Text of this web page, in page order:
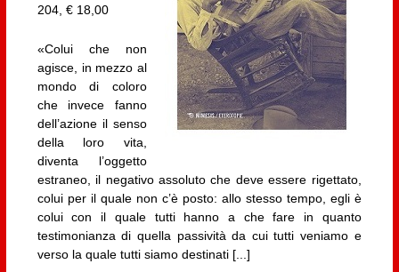
204, € 18,00
«Colui che non
agisce, in mezzo al
mondo di coloro
che invece fanno
dell’azione il senso
della loro vita,
diventa l’oggetto
estraneo, il negativo assoluto che deve essere rigettato,
colui per il quale non c’è posto: allo stesso tempo, egli è
colui con il quale tutti hanno a che fare in quanto
testimonianza di quella passività da cui tutti veniamo e
verso la quale tutti siamo destinati [...]